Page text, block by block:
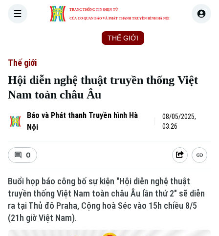
TRANG THÔNG TIN ĐIỆN TỬ
CỦA CƠ QUAN BÁO VÀ PHÁT THANH TRUYỀN HÌNH HÀ NỘI
THẾ GIỚI
Thế giới
Hội diễn nghệ thuật truyền thống Việt
Nam toàn châu Âu
Báo và Phát thanh Truyền hình Hà
Nội
08/05/2025,
03:26
0
Buổi họp báo công bố sự kiện "Hội diễn nghệ thuật
truyền thống Việt Nam toàn châu Âu lần thứ 2" sẽ diễn
ra tại Thủ đô Praha, Cộng hoà Séc vào 15h chiều 8/5
(21h giờ Việt Nam).